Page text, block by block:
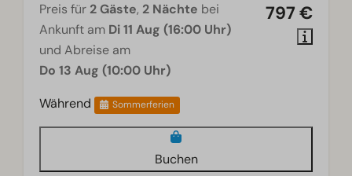
797 €
Preis für 2 Gäste, 2 Nächte bei
Ankunft am Di 11 Aug (16:00 Uhr)
und Abreise am
Do 13 Aug (10:00 Uhr)
Während
Sommerferien
Buchen